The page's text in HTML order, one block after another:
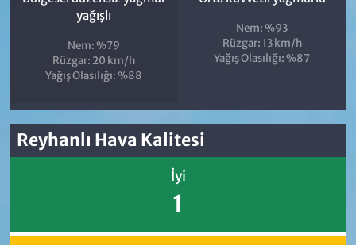
yağışlı
Nem: %79
Rüzgar: 20 km/h
Yağış Olasılığı: %88
Nem: %93
Rüzgar: 13 km/h
Yağış Olasılığı: %87
Reyhanlı Hava Kalitesi
İyi
1